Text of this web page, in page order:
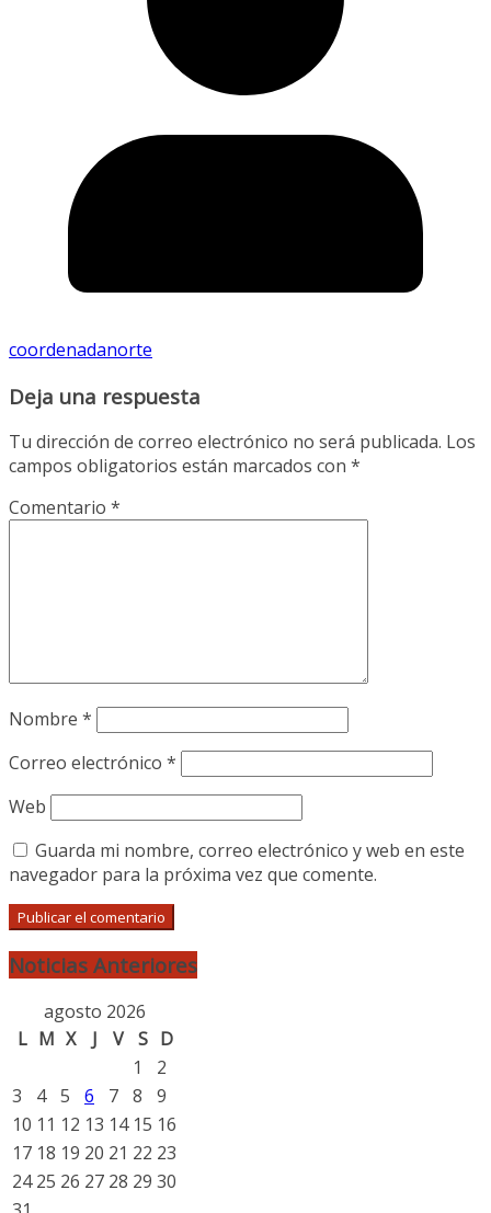
coordenadanorte
Deja una respuesta
Tu dirección de correo electrónico no será publicada. Los
campos obligatorios están marcados con *
Comentario *
Nombre *
Correo electrónico *
Web
Guarda mi nombre, correo electrónico y web en este
navegador para la próxima vez que comente.
Noticias Anteriores
agosto 2026
L M X J V S D
1
2
3
4 5 6 7 8
9
10 11 12 13 14 15 16
17 18 19 20 21 22 23
24 25 26 27 28 29 30